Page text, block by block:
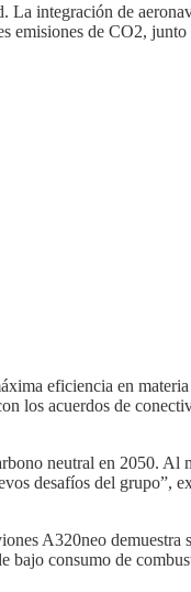
integración de
emisiones de CO2,
eficiencia en
los acuerdos de
neutral en 2050. Al
desafíos del
A320neo demuestra
consumo de